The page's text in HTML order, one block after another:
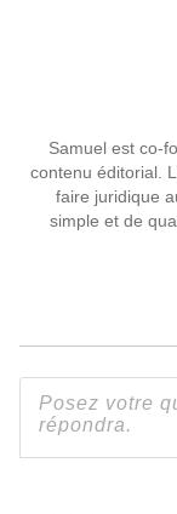
Samuel est co-
contenu éditorial.
faire juridique
simple et de